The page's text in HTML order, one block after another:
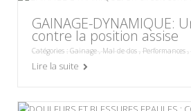
GAINAGE-DYNAMIQUE:
contre la position assise
Catégories : Gainage,Mal de dos , Performances,
Lire la suite